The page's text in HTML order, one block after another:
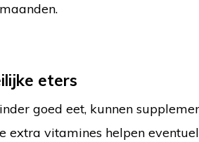
eters
goed eet, kunnen
extra vitamines helpen